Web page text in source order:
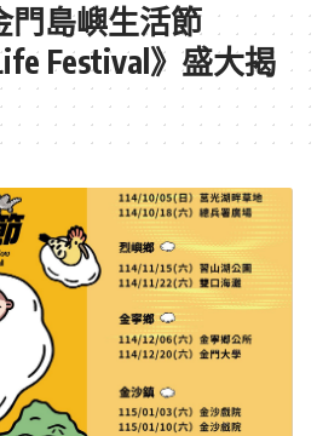
門島嶼生活節
Festival》盛大揭